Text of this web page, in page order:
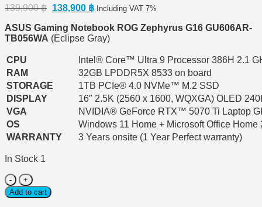
139,900฿ Original
was:
139,900 ฿.
138,900 ฿Current
is:
138,900 ฿.
Including VAT 7%
ASUS Gaming Notebook ROG Zephyrus G16 GU606AR-
TB056WA (Eclipse Gray)
CPU
Intel® Core™ Ultra 9 Processor 386H 2.1
RAM
32GB LPDDR5X 8533 on board
STORAGE
1TB PCIe® 4.0 NVMe™ M.2 SSD
DISPLAY
16″ 2.5K (2560 x 1600, WQXGA) OLED
VGA
NVIDIA® GeForce RTX™ 5070 Ti Laptop
OS
Windows 11 Home + Microsoft Office Home
WARRANTY
3 Years onsite (1 Year Perfect warranty)
In Stock 1
Gaming
Notebook
(โน้ตบุ๊ก
Add to cart